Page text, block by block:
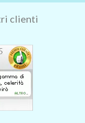
clienti